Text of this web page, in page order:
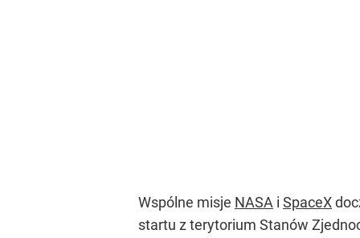
Wspólne misje NASA i SpaceX
startu z terytorium Stanów